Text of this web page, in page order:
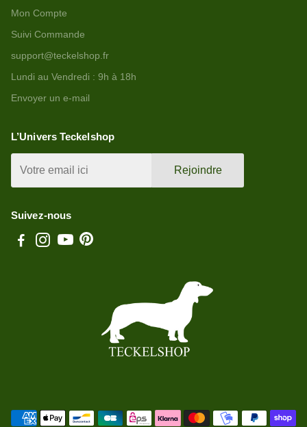
Mon Compte
Suivi Commande
support@teckelshop.fr
Lundi au Vendredi : 9h à 18h
Envoyer un e-mail
L’Univers Teckelshop
Rejoindre
Suivez-nous